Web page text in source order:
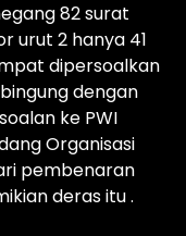
82 surat
urut 2 hanya 41
dipersoalkan
dengan
ke PWI
Organisasi
pembenaran
deras itu .